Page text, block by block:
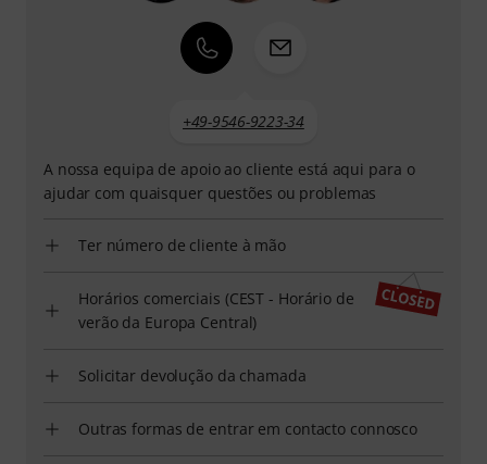
+49-9546-9223-34
A nossa equipa de apoio ao cliente está aqui para o
ajudar com quaisquer questões ou problemas
Ter número de cliente à mão
Horários comerciais (CEST - Horário de
verão da Europa Central)
Solicitar devolução da chamada
Outras formas de entrar em contacto connosco